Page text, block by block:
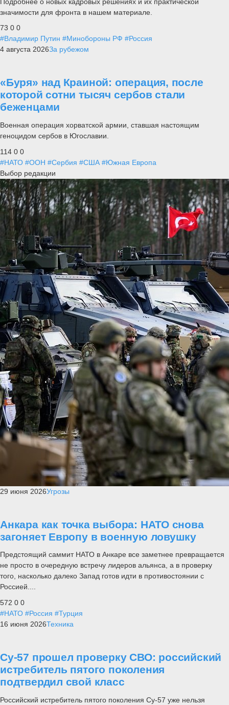
значимости для фронта в нашем материале.
73 0 0
#Владимир Путин #Минобороны РФ #Россия
4 августа 2026За рубежом
«Буря» над Краиной: операция, после
которой сотни тысяч сербов стали
беженцами
Военная операция хорватской армии, ставшая настоящим
геноцидом сербов в Югославии.
114 0 0
#НАТО #ООН #Сербия #США #Южная Европа
Выбор редакции
29 июня 2026Угрозы
Анкара как точка выбора: НАТО снова
загоняет Европу в военную ловушку
Предстоящий саммит НАТО в Анкаре все заметнее превращается
не просто в очередную встречу лидеров альянса, а в проверку
того, насколько далеко Запад готов идти в противостоянии с
Россией....
572 0 0
#НАТО #Россия #Турция
16 июня 2026Техника
Су-57 прошел проверку СВО: российский
истребитель пятого поколения
подтвердил свой класс
Российский истребитель пятого поколения Су-57 уже нельзя